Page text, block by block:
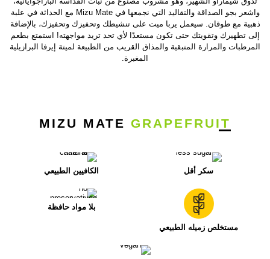
واشعر بجو الصداقة والتقاليد التي نجمعها في Mizu Mate مع الحداثة في علبة
ذهبية مع طوقان. سيعمل يربا ميت على تنشيطك وتحفيزك وتحفيزك، بالإضافة
إلى تطهيرك وتقويتك حتى تكون مستعدًا لأي تحد تريد مواجهته! استمتع بطعم
المرطبات والمرارة المتبقية والمذاق القريب من الطبيعة لميتة إيرفا البرازيلية
المغبرة.
MIZU MATE GRAPEFRUIT
سكر أقل الكافيين الطبيعي
مستخلص زميله الطبيعي
بلا مواد حافظة